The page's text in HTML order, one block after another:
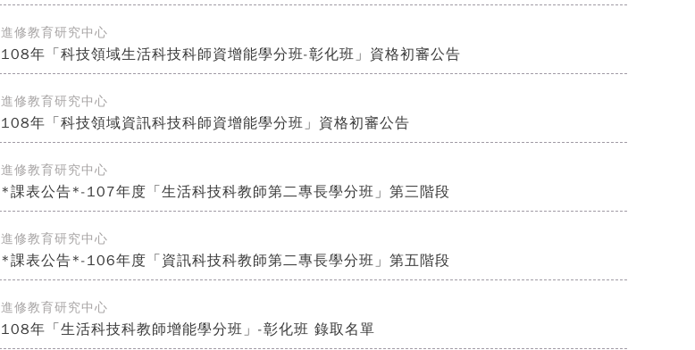
進修教育研究中心
108年「科技領域生活科技科師資增能學分班-彰化班」資格初審公告
進修教育研究中心
108年「科技領域資訊科技科師資增能學分班」資格初審公告
進修教育研究中心
*課表公告*-107年度「生活科技科教師第二專長學分班」第三階段
進修教育研究中心
*課表公告*-106年度「資訊科技科教師第二專長學分班」第五階段
進修教育研究中心
108年「生活科技科教師增能學分班」-彰化班 錄取名單